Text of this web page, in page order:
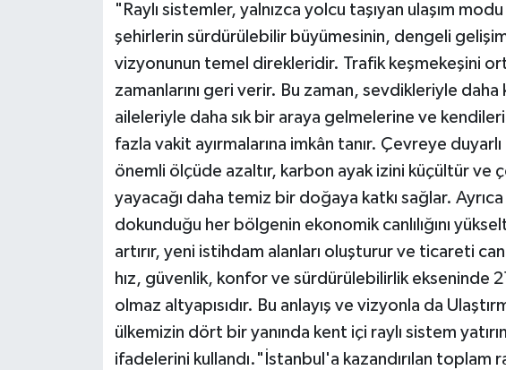
"Raylı sistemler, yalnızca yolcu taşıyan ulaşım
şehirlerin sürdürülebilir büyümesinin, dengeli
vizyonunun temel direkleridir. Trafik keşmekeşini
zamanlarını geri verir. Bu zaman, sevdikleriyle daha
aileleriyle daha sık bir araya gelmelerine ve
fazla vakit ayırmalarına imkân tanır. Çevreye
önemli ölçüde azaltır, karbon ayak izini küçültür ve
yayacağı daha temiz bir doğaya katkı sağlar.
dokunduğu her bölgenin ekonomik canlılığını
artırır, yeni istihdam alanları oluşturur ve ticareti
hız, güvenlik, konfor ve sürdürülebilirlik ekseninde
olmaz altyapısıdır. Bu anlayış ve vizyonla da
ülkemizin dört bir yanında kent içi raylı sistem
ifadelerini kullandı."İstanbul'a kazandırılan toplam